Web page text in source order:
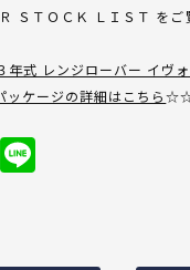
ＳＴＯＣＫ ＬＩＳＴ を
年式 レンジローバー イヴ
ッケージの詳細はこちら
Twitter